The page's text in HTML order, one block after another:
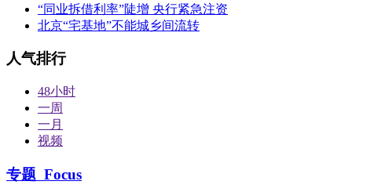
“同业拆借利率”陡增 央行紧急注资
北京“宅基地”不能城乡间流转
人气排行
48小时
一周
一月
视频
专题 Focus